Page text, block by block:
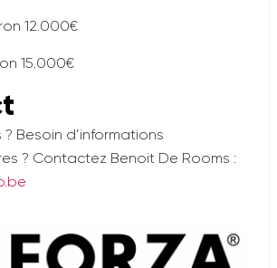
12.000€
15.000€
Besoin d’informations
? Contactez Benoit De Rooms :